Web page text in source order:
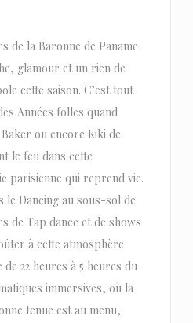
de la Baronne de Paname
glamour et un rien de
cette saison. C’est tout
Années folles quand
ou encore Kiki de
le feu dans cette
parisienne qui reprend vie.
le Dancing au sous-sol de
de Tap dance et de shows
à cette atmosphère
22 heures à 5 heures du
immersives, où la
tenue est au menu,